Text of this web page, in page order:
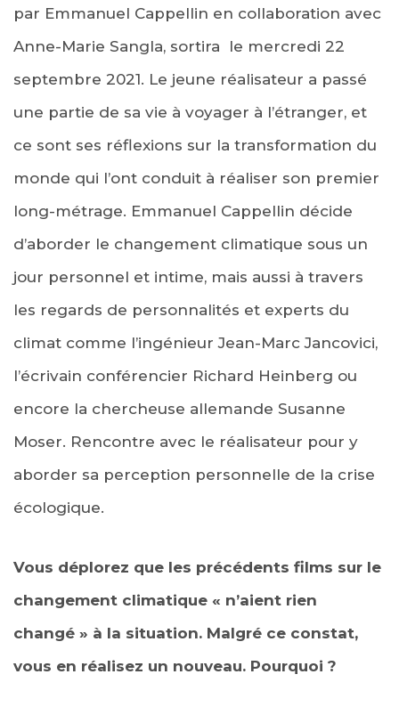
par Emmanuel Cappellin en collaboration avec
Anne-Marie Sangla, sortira le mercredi 22
septembre 2021. Le jeune réalisateur a passé
une partie de sa vie à voyager à l’étranger, et
ce sont ses réflexions sur la transformation du
monde qui l’ont conduit à réaliser son premier
long-métrage. Emmanuel Cappellin décide
d’aborder le changement climatique sous un
jour personnel et intime, mais aussi à travers
les regards de personnalités et experts du
climat comme l’ingénieur Jean-Marc Jancovici,
l’écrivain conférencier Richard Heinberg ou
encore la chercheuse allemande Susanne
Moser. Rencontre avec le réalisateur pour y
aborder sa perception personnelle de la crise
écologique.
Vous déplorez que les précédents films sur le
changement climatique « n’aient rien
changé » à la situation. Malgré ce constat,
vous en réalisez un nouveau. Pourquoi ?